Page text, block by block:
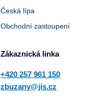
Česká lípa
Obchodní zastoupení
Zákaznická linka
+420 257 961 150
zbuzany@jis.cz